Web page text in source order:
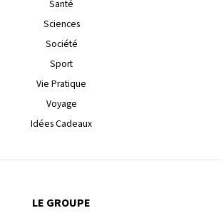
Santé
Sciences
Société
Sport
Vie Pratique
Voyage
Idées Cadeaux
LE GROUPE